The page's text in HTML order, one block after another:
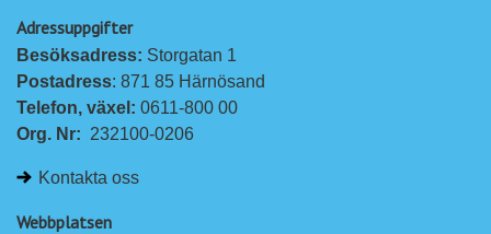
Adressuppgifter
Besöksadress: Storgatan 1
Postadress: 871 85 Härnösand
Telefon, växel: 0611-800 00
Org. Nr: 232100-0206
Kontakta oss
Webbplatsen